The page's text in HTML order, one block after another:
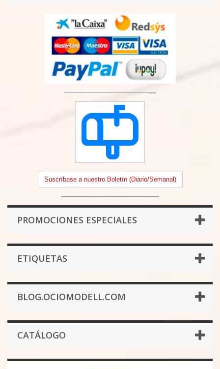
-----------------------------------------------
Suscríbase a nuestro Boletín (Diario/Semanal)
--------------------------------------------------
PROMOCIONES ESPECIALES
ETIQUETAS
BLOG.OCIOMODELL.COM
CATÁLOGO